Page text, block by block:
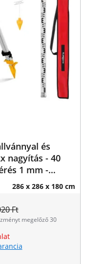
és
nagyítás - 40
1 mm -
286 x 286 x 180 cm
Ft
megelőző 30